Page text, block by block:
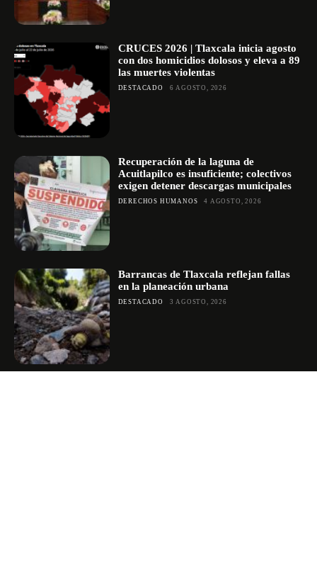
CRUCES 2026 | Tlaxcala inicia agosto
con dos homicidios dolosos y eleva a 89
las muertes violentas
DESTACADO 6 AGOSTO, 2026
Recuperación de la laguna de
Acuitlapilco es insuficiente; colectivos
exigen detener descargas municipales
DERECHOS HUMANOS 4 AGOSTO, 2026
Barrancas de Tlaxcala reflejan fallas
en la planeación urbana
DESTACADO 3 AGOSTO, 2026